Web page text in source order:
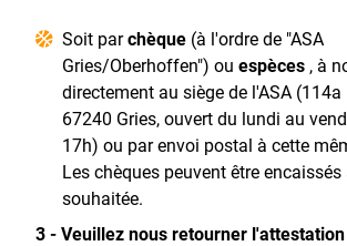
Soit parchèque (à l'ordre de "ASA
Gries/Oberhoffen") ou espèces , à
directement au siège de l'ASA
67240 Gries, ouvert du lundi au
17h) ou par envoi postal à cette
Les chèques peuvent être
souhaitée.
3 - Veuillez nous retourner